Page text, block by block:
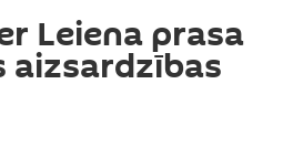
Leiena prasa
aizsardzības